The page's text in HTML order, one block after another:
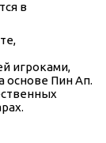
в
игроками,
основе Пин Ап.